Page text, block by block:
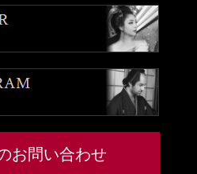
お問い合わせ